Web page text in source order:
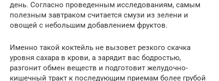
день. Согласно проведенным исследованиям, самым
полезным завтраком считается смузи из зелени и
овощей с небольшим добавлением фруктов.
Именно такой коктейль не вызовет резкого скачка
уровня сахара в крови, а зарядит вас бодростью,
разгонит обмен веществ и подготовит желудочно-
кишечный тракт к последующим приемам более грубой